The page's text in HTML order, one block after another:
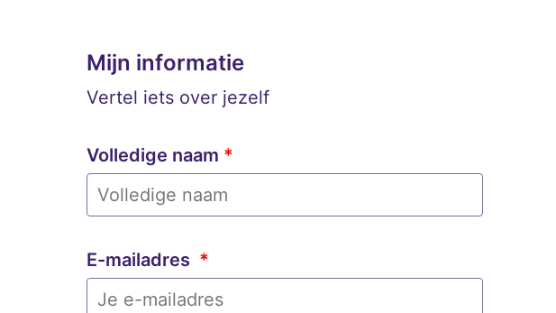
Mijn informatie
Vertel iets over jezelf
Volledige naam *
E-mailadres *